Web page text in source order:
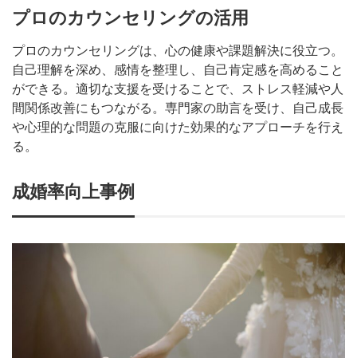
プロのカウンセリングの活用
プロのカウンセリングは、心の健康や課題解決に役立つ。
自己理解を深め、感情を整理し、自己肯定感を高めること
ができる。適切な支援を受けることで、ストレス軽減や人
間関係改善にもつながる。専門家の助言を受け、自己成長
や心理的な問題の克服に向けた効果的なアプローチを行え
る。
成婚率向上事例